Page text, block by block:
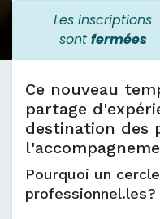
Les inscriptions
sont fermées
Ce nouveau
partage
destination des
Pourquoi un
professionnel.les?